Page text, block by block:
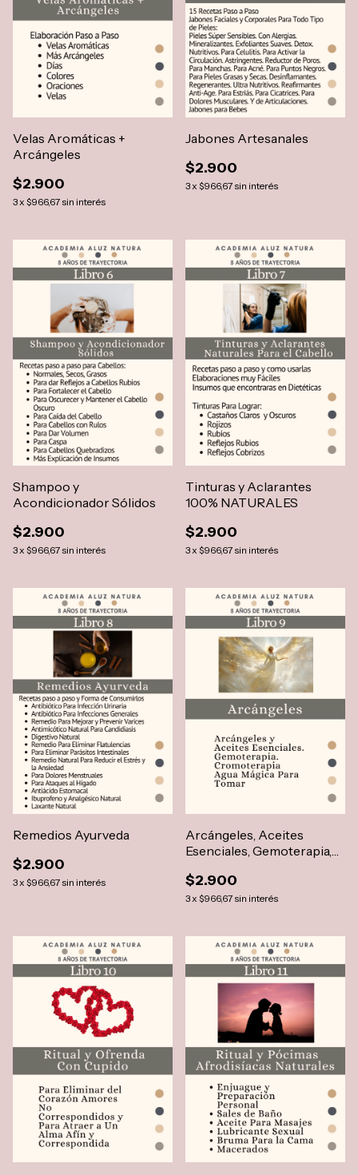
Velas Aromáticas +
Arcángeles
$2.900
3x $966,67sin interés
Jabones Artesanales
$2.900
3x $966,67sin interés
Shampoo y
Acondicionador Sólidos
$2.900
3x $966,67sin interés
Tinturas y Aclarantes
100% NATURALES
$2.900
3x $966,67sin interés
Remedios Ayurveda
$2.900
3 x $966,67sin interés
Arcángeles, Aceites
Esenciales, Gemoterapia,
$2.900
3 x $966,67sin interés